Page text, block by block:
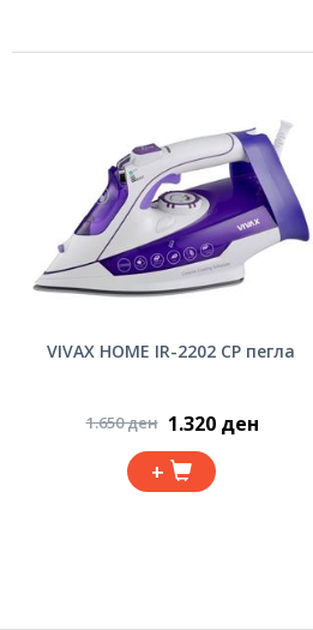
VIVAX HOME IR-2202 CP пегла
1.650 ден 1.320 ден
+